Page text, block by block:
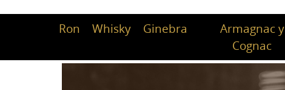
Ron Whisky Ginebra
Armagnac y
Cognac